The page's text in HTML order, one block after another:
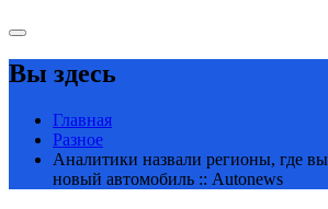
Вы здесь
Главная
Разное
Аналитики назвали регионы, где
новый автомобиль :: Autonews